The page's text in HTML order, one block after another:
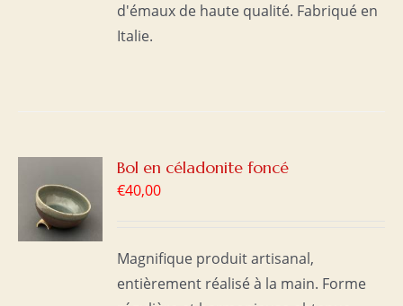
d'émaux de haute qualité. Fabriqué en
Italie.
Bol en céladonite foncé
€40,00
Magnifique produit artisanal,
entièrement réalisé à la main. Forme